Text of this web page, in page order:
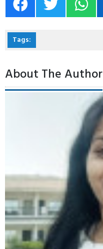
Tags:
About The Author